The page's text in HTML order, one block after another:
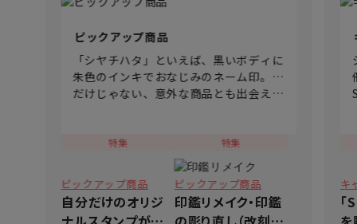
ピックアップ商品
「シヤチハタ」といえば、黒いボディに
朱色のインキでおなじみのネーム印。…
だけじゃない、意外な商品とも出会える
品、オフィシャルショップ限定品など新
しいシヤチハタの一面を見つけてみてく
ださいね♪
特集
ピックアップ商品
自分だけのオリジ
特集
ピックアップ商品
印鑑リメイク・印鑑
キ